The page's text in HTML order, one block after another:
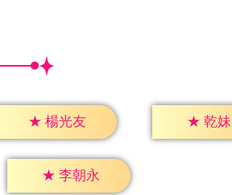
★ 楊光友 ★ 乾妹
★ 李朝永